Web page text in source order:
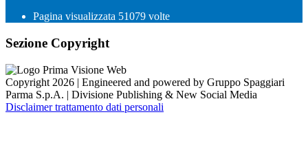
Pagina visualizzata 51079 volte
Sezione Copyright
Copyright 2026 | Engineered and powered by Gruppo Spaggiari
Parma S.p.A. | Divisione Publishing & New Social Media
Disclaimer trattamento dati personali